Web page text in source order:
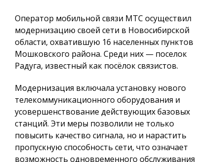
Оператор мобильной связи МТС осуществил
модернизацию своей сети в Новосибирской
области, охватившую 16 населенных пунктов
Мошковского района. Среди них — поселок
Радуга, известный как посёлок связистов.
Модернизация включала установку нового
телекоммуникационного оборудования и
усовершенствование действующих базовых
станций. Эти меры позволили не только
повысить качество сигнала, но и нарастить
пропускную способность сети, что означает
возможность одновременного обслуживания